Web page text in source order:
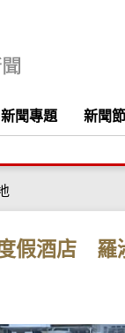
新聞專題 新聞
假酒店 羅